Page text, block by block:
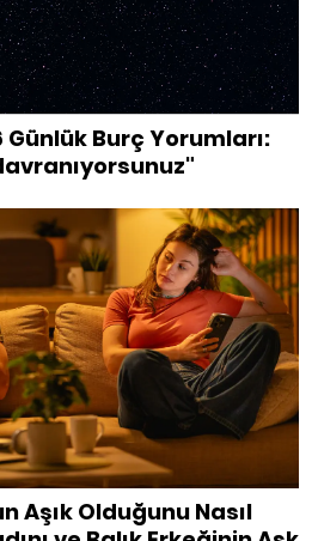
Burç Yorumları:
Aşık Olduğunu Nasıl